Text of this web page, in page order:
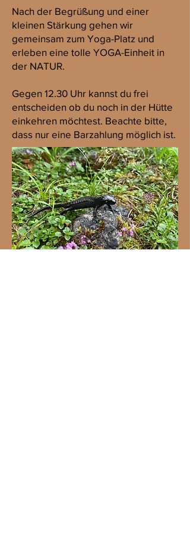
Nach der Begrüßung und einer
kleinen Stärkung gehen wir
gemeinsam zum Yoga-Platz und
erleben eine tolle YOGA-Einheit in
der NATUR.
Gegen 12.30 Uhr kannst du frei
entscheiden ob du noch in der Hütte
einkehren möchtest. Beachte bitte,
dass nur eine Barzahlung möglich ist.